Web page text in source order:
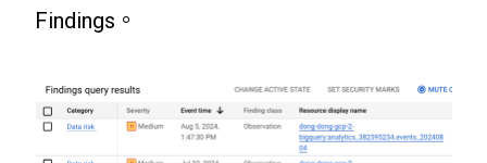
Findings。